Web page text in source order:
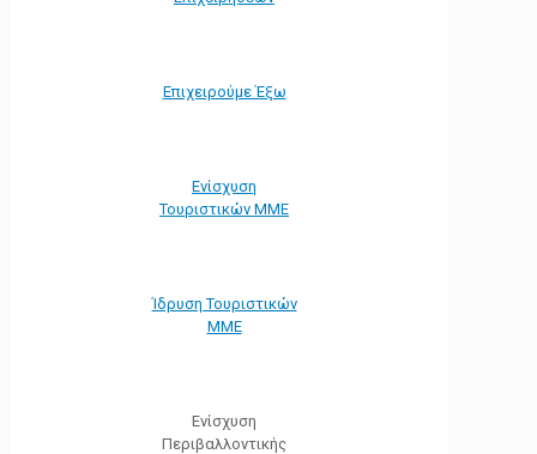
Επιχειρούμε Έξω
Ενίσχυση
Τουριστικών ΜΜΕ
Ίδρυση Τουριστικών
ΜΜΕ
Ενίσχυση
Περιβαλλοντικής